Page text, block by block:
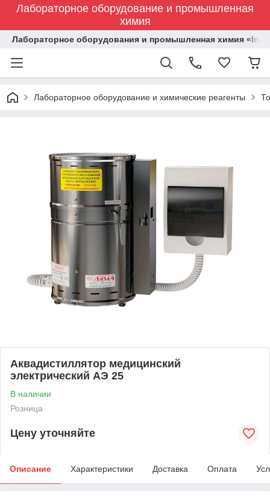
Лабораторное оборудование и промышленная
химия
Лабораторное оборудования и промышленная химия
Лабораторное оборудование и химические реагенты
Аквадистиллятор медицинский
электрический АЭ 25
В наличии
Розница
Цену уточняйте
Описание Характеристики Доставка Оплата